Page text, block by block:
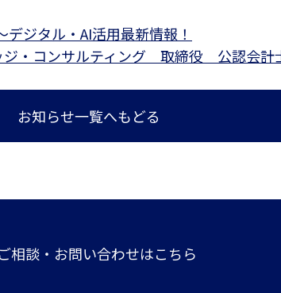
ジタル・AI活用最新情報！
ジ・コンサルティング 取締役 公認会
お知らせ一覧へもどる
相談・お問い合わせはこちら